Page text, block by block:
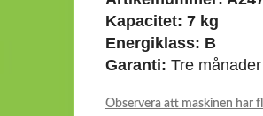
Kapacitet: 7 kg
Energiklass: B
Garanti: Tre månader
Observera att maskinen har